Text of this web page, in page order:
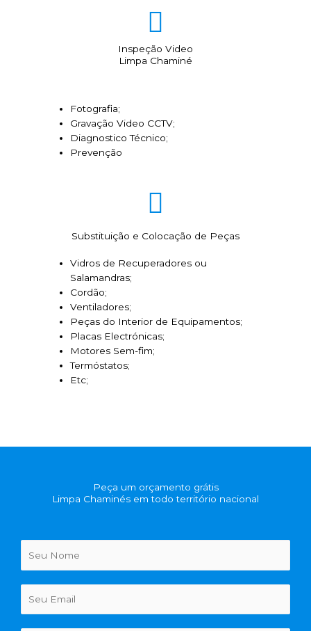
Inspeção Video
Limpa Chaminé
Fotografia;
Gravação Video CCTV;
Diagnostico Técnico;
Prevenção
Substituição e Colocação de Peças
Vidros de Recuperadores ou
Salamandras;
Cordão;
Ventiladores;
Peças do Interior de Equipamentos;
Placas Electrónicas;
Motores Sem-fim;
Termóstatos;
Etc;
Peça um orçamento grátis
Limpa Chaminés em todo território nacional